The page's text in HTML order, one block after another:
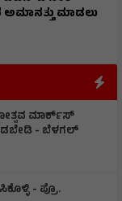
ಮಾಡಲು
ಮಾರ್ಕ್‌ಸ್‌
- ಬೆಳಗಲ್
- ಪ್ರೊ.